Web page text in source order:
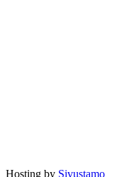
Hosting by Sivustamo